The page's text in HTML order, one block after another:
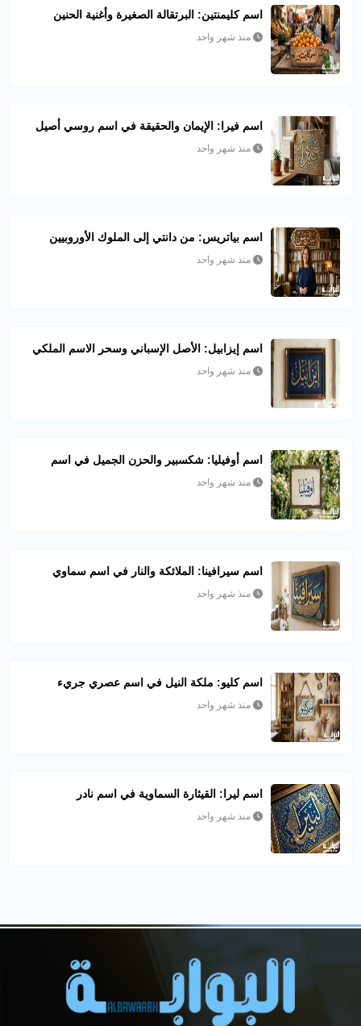
اسم كليمنتين: البرتقالة الصغيرة وأغنية الحنين
منذ شهر واحد
اسم فيرا: الإيمان والحقيقة في اسم روسي أصيل
منذ شهر واحد
اسم بياتريس: من دانتي إلى الملوك الأوروبيين
منذ شهر واحد
اسم إيزابيل: الأصل الإسباني وسحر الاسم الملكي
منذ شهر واحد
اسم أوفيليا: شكسبير والحزن الجميل في اسم
منذ شهر واحد
اسم سيرافينا: الملائكة والنار في اسم سماوي
منذ شهر واحد
اسم كليو: ملكة النيل في اسم عصري جريء
منذ شهر واحد
اسم ليرا: القيثارة السماوية في اسم نادر
منذ شهر واحد